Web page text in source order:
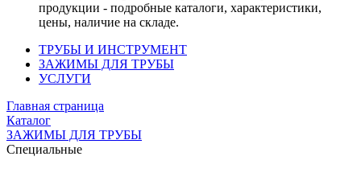
продукции - подробные каталоги, характеристики,
цены, наличие на складе.
ТРУБЫ И ИНСТРУМЕНТ
ЗАЖИМЫ ДЛЯ ТРУБЫ
УСЛУГИ
Главная страница
Каталог
ЗАЖИМЫ ДЛЯ ТРУБЫ
Специальные